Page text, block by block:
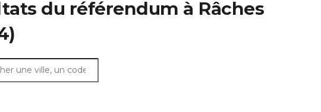
du référendum à Râches